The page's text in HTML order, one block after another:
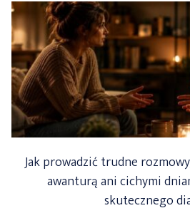
Jak prowadzić trudne
awanturą ani cichymi
skutecznego